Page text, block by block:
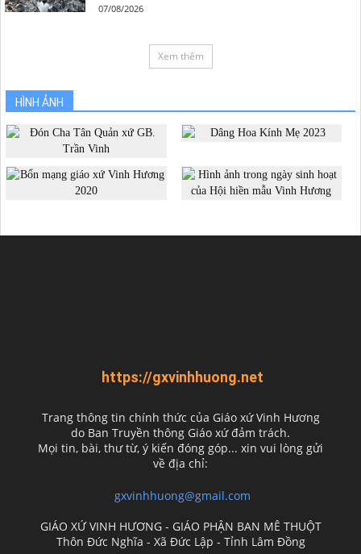
07/08/2026
Xem thêm
HÌNH ẢNH
https://gxvinhhuong.net
Trang thông tin chính thức của Giáo xứ Vinh Hương
do Ban Truyền thông Giáo xứ đảm trách.
Mọi tin, bài, thư từ, ý kiến đóng góp... xin vui lòng gửi
về địa chỉ:
gxvinhhuong@gmail.com
GIÁO XỨ VINH HƯƠNG - GIÁO PHẬN BAN MÊ THUỘT
Thôn Đức Nghĩa - Xã Đức Lập - Tỉnh Lâm Đồng